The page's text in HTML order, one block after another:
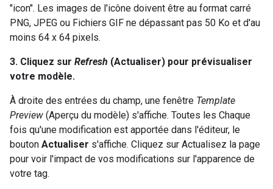
"icon". Les images de l'icône doivent être au format carré
PNG, JPEG ou Fichiers GIF ne dépassant pas 50 Ko et d'au
moins 64 x 64 pixels.
3. Cliquez sur Refresh (Actualiser) pour prévisualiser
votre modèle.
À droite des entrées du champ, une fenêtre Template
Preview (Aperçu du modèle) s'affiche. Toutes les Chaque
fois qu'une modification est apportée dans l'éditeur, le
bouton Actualiser s'affiche. Cliquez sur Actualisez la page
pour voir l'impact de vos modifications sur l'apparence de
votre tag.